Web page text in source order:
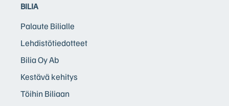
BILIA
Palaute Bilialle
Lehdistötiedotteet
Bilia Oy Ab
Kestävä kehitys
Töihin Biliaan